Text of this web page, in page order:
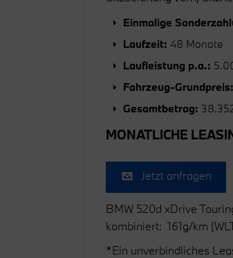
Einmalige
Laufzeit: 48 Monate
Laufleistung p.a.:
Fahrzeug-Grundpreis:
Gesamtbetrag:
MONATLICHE
Jetzt anfragen
BMW 520d xDrive
kombiniert: 161g/km
*Ein unverbindliches